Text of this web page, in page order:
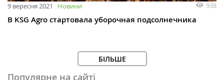
9 вересня 2021 Новини 938
В KSG Agro стартовала уборочная подсолнечника
БІЛЬШЕ
Популярне на сайті